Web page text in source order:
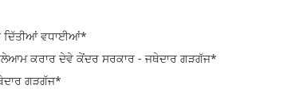
ਦਿੱਤੀਆਂ ਵਧਾਈਆਂ*
ਕਰਾਰ ਦੇਵੇ ਕੇਂਦਰ ਸਰਕਾਰ - ਜਥੇਦਾਰ ਗੜਗੱਜ*
ਗੜਗੱਜ*